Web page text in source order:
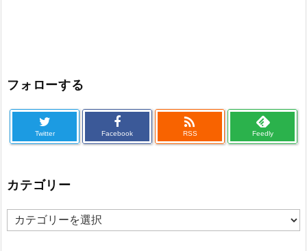
フォローする
Twitter Facebook

RSS Feedly
カテゴリー
カ